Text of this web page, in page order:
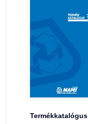
Termékkatalógus